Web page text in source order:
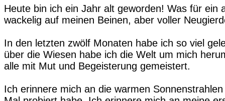
Heute bin ich ein Jahr alt geworden! Was für
wackelig auf meinen Beinen, aber voller
In den letzten zwölf Monaten habe ich so viel
über die Wiesen habe ich die Welt um mich
alle mit Mut und Begeisterung gemeistert.
Ich erinnere mich an die warmen